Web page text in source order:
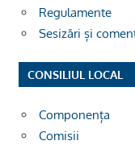
Regulamente
Sesizări și
CONSILIUL LOCAL
Componența
Comisii